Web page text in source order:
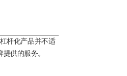
杆化产品并不适
供的服务。